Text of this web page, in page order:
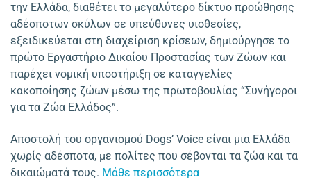
την Ελλάδα, διαθέτει το μεγαλύτερο δίκτυο προώθησης
αδέσποτων σκύλων σε υπεύθυνες υιοθεσίες,
εξειδικεύεται στη διαχείριση κρίσεων, δημιούργησε το
πρώτο Εργαστήριο Δικαίου Προστασίας των Ζώων και
παρέχει νομική υποστήριξη σε καταγγελίες
κακοποίησης ζώων μέσω της πρωτοβουλίας “Συνήγοροι
για τα Ζώα Ελλάδος”.
Αποστολή του οργανισμού Dogs’ Voice είναι μια Ελλάδα
χωρίς αδέσποτα, με πολίτες που σέβονται τα ζώα και τα
δικαιώματά τους. Μάθε περισσότερα